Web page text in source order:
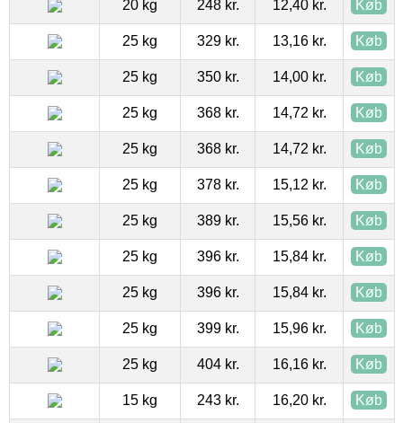
20 kg 248 kr. 12,40 kr. Køb
25 kg 329 kr. 13,16 kr. Køb
25 kg 350 kr. 14,00 kr. Køb
25 kg 368 kr. 14,72 kr. Køb
25 kg 368 kr. 14,72 kr. Køb
25 kg 378 kr. 15,12 kr. Køb
25 kg 389 kr. 15,56 kr. Køb
25 kg 396 kr. 15,84 kr. Køb
25 kg 396 kr. 15,84 kr. Køb
25 kg 399 kr. 15,96 kr. Køb
25 kg 404 kr. 16,16 kr. Køb
15 kg 243 kr. 16,20 kr. Køb